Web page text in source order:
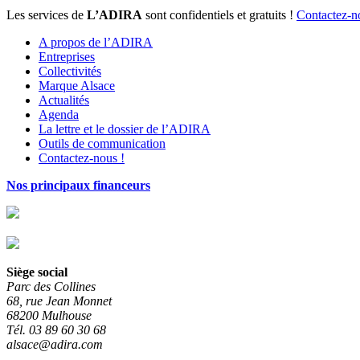
Les services de L’ADIRA sont confidentiels et gratuits ! Contactez-
A propos de l’ADIRA
Entreprises
Collectivités
Marque Alsace
Actualités
Agenda
La lettre et le dossier de l’ADIRA
Outils de communication
Contactez-nous !
Nos principaux financeurs
Siège social
Parc des Collines
68, rue Jean Monnet
68200 Mulhouse
Tél. 03 89 60 30 68
alsace@adira.com